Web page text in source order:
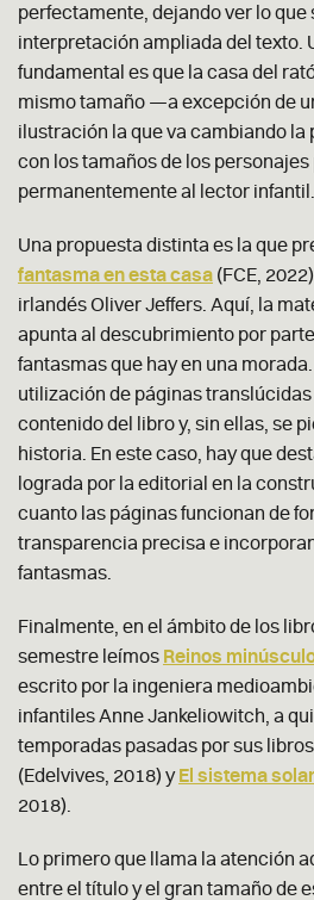
perfectamente, dejando ver lo que
interpretación ampliada del texto.
fundamental es que la casa del
mismo tamaño —a excepción de
ilustración la que va cambiando la
con los tamaños de los
permanentemente al lector infantil.
Una propuesta distinta es la que
fantasma en esta casa (FCE,
irlandés Oliver Jeffers. Aquí, la
apunta al descubrimiento por
fantasmas que hay en una
utilización de páginas translúcidas
contenido del libro y, sin ellas, se
historia. En este caso, hay que
lograda por la editorial en la
cuanto las páginas funcionan de
transparencia precisa e
fantasmas.
Finalmente, en el ámbito de los
semestre leímos Reinos
escrito por la ingeniera
infantiles Anne Jankeliowitch, a
temporadas pasadas por sus libros
(Edelvives, 2018) yEl sistema solar
2018).
Lo primero que llama la atención
entre el título y el gran tamaño de